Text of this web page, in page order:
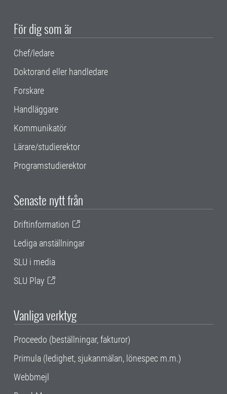
För dig som är
Chef/ledare
Doktorand eller handledare
Forskare
Handläggare
Kommunikatör
Lärare/studierektor
Programstudierektor
Senaste nytt från
Driftinformation
Lediga anställningar
SLU i media
SLU Play
Vanliga verktyg
Proceedo (beställningar, fakturor)
Primula (ledighet, sjukanmälan, lönespec m.m.)
Webbmejl